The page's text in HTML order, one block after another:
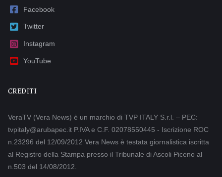
Facebook
Twitter
Instagram
YouTube
CREDITI
VeraTV (Vera News) è un marchio di TVP ITALY S.r.l. – PEC:
tvpitaly@arubapec.it P.IVA e C.F. 02078550445 - Iscrizione ROC
n.23296 del 12/09/2012 Vera News è testata giornalistica iscritta
al Registro della Stampa presso il Tribunale di Ascoli Piceno al
n.503 del 14/08/2012.